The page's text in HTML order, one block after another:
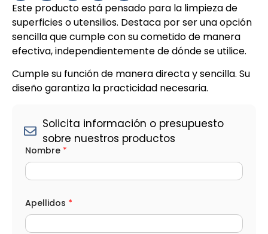
Este producto está pensado para la limpieza de
superficies o utensilios. Destaca por ser una opción
sencilla que cumple con su cometido de manera
efectiva, independientemente de dónde se utilice.
Cumple su función de manera directa y sencilla. Su
diseño garantiza la practicidad necesaria.
Solicita información o presupuesto
sobre nuestros productos
Nombre *
Apellidos *